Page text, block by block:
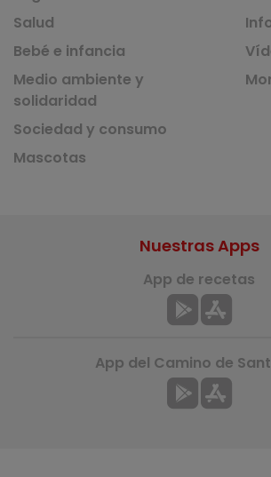
Salud
Bebé e infancia
Medio ambiente y
solidaridad
Sociedad y consumo
Mascotas
Nuestras Apps
App de recetas
App del Camino de